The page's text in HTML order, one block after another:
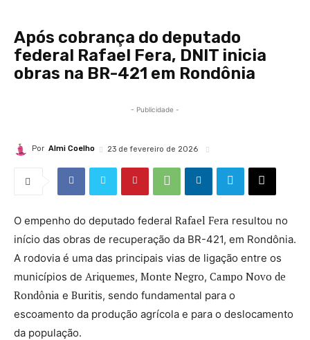
Após cobrança do deputado
federal Rafael Fera, DNIT inicia
obras na BR-421 em Rondônia
- Publicidade -
Por Almi Coelho 23 de fevereiro de 2026
O empenho do deputado federal Rafael Fera resultou no
início das obras de recuperação da BR-421, em Rondônia.
A rodovia é uma das principais vias de ligação entre os
municípios de Ariquemes, Monte Negro, Campo Novo de
Rondônia e Buritis, sendo fundamental para o
escoamento da produção agrícola e para o deslocamento
da população.